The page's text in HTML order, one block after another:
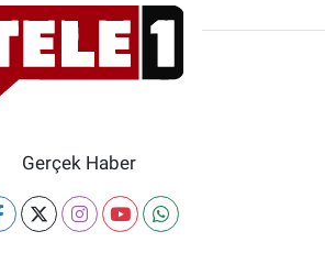
Gerçek Haber